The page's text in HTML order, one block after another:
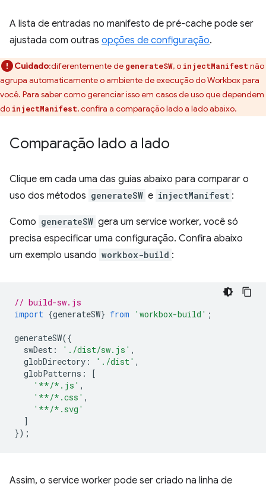
A lista de entradas no manifesto de pré-cache pode ser
ajustada com outras opções de configuração.
Cuidado:diferentemente de generateSW, o injectManifest não
agrupa automaticamente o ambiente de execução do Workbox para
você. Para saber como gerenciar isso em casos de uso que dependem
do injectManifest, confira a comparação lado a lado abaixo.
Comparação lado a lado
Clique em cada uma das guias abaixo para comparar o
uso dos métodos generateSW e injectManifest :
Como generateSW gera um service worker, você só
precisa especificar uma configuração. Confira abaixo
um exemplo usando workbox-build :
// build-sw.js
import {generateSW} from 'workbox-build' ;
generateSW({
swDest : './dist/sw.js' ,
globDirectory : './dist' ,
globPatterns :
[
'**/*.js' ,
'**/*.css' ,
'**/*.svg'
]
});
Assim, o service worker pode ser criado na linha de